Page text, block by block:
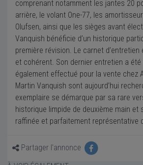
comprenant notamment les jantes 20
arrière, le volant One-77, les
Olufsen, ainsi que les sièges avant
Vanquish bénéficie d’un historique
première révision. Le carnet
et cohérent. Son dernier entretien a
également effectué pour la vente chez
Martin Vanquish sont aujourd’hui
exemplaire se démarque par sa rare
historique limpide de deuxième main et
raffinée et parfaitement représentative
Partager l'annonce